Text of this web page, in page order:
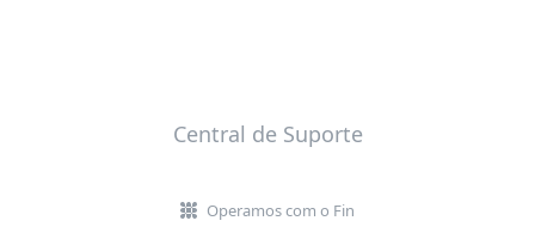
Central de Suporte
Operamos com o Fin